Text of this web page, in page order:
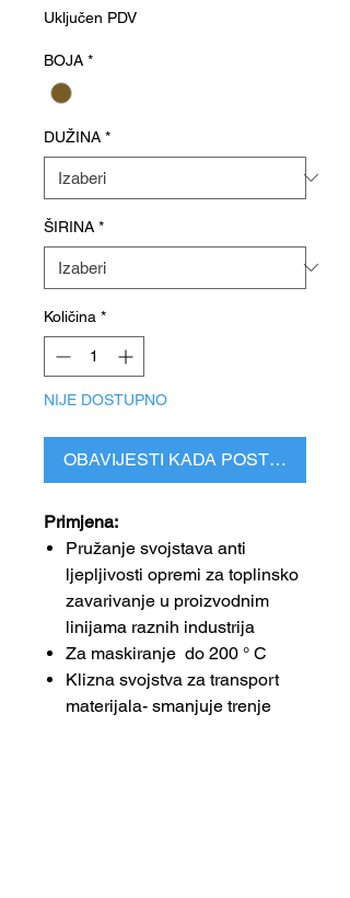
Uključen PDV
BOJA *
DUŽINA *
ŠIRINA *
Količina *
NIJE DOSTUPNO
OBAVIJESTI KADA POSTANE
Primjena:
Pružanje svojstava anti
ljepljivosti opremi za toplinsko
zavarivanje u proizvodnim
linijama raznih industrija
Za maskiranje do 200 ° C
Klizna svojstva za transport
materijala- smanjuje trenje